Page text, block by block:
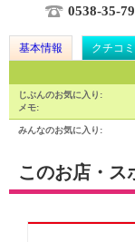
0538-35-
基本情報 クチコミ
じぶんのお気に入り:
メモ:
みんなのお気に入り:
このお店・ス